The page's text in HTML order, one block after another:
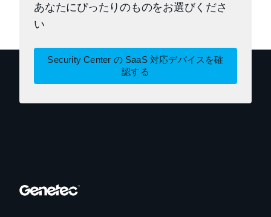
あなたにぴったりのものをお選びくださ
い
Security Center の SaaS 対応デバイスを確
認する